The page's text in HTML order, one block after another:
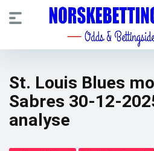
St. Louis Blues
Sabres 30-12-
analyse